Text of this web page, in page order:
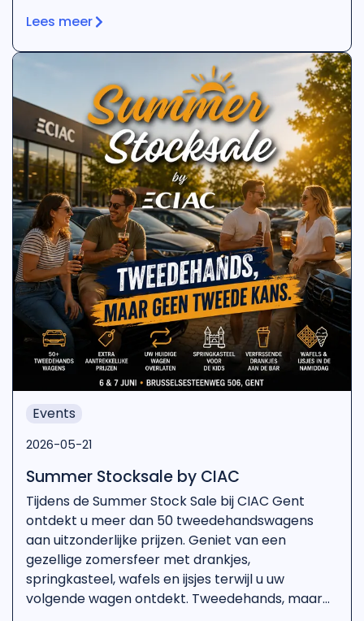
Lees meer
Events
2026-05-21
Summer Stocksale by CIAC
Tijdens de Summer Stock Sale bij CIAC Gent
ontdekt u meer dan 50 tweedehandswagens
aan uitzonderlijke prijzen. Geniet van een
gezellige zomersfeer met drankjes,
springkasteel, wafels en ijsjes terwijl u uw
volgende wagen ontdekt. Tweedehands, maar